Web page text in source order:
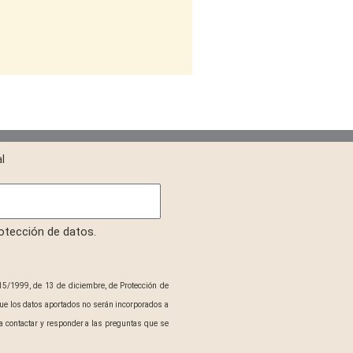
de datos.
1999, de 13 de diciembre, de Protección de
los datos aportados no serán incorporados a
contactar y responder a las preguntas que se